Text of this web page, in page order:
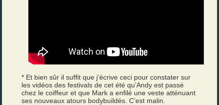
* Et bien sûr il suffit que j’écrive ceci pour constater sur
les vidéos des festivals de cet été qu’Andy est passé
chez le coiffeur et que Mark a enfilé une veste atténuant
ses nouveaux atours bodybuildés. C’est malin.